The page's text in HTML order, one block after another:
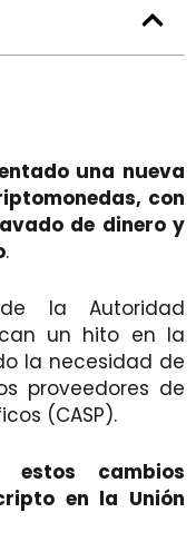
una nueva
con
de dinero y
.
la Autoridad
un hito en la
la necesidad de
proveedores de
(CASP).
cambios
en la Unión